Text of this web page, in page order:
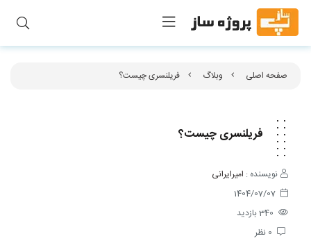
صفحه اصلی وبلاگ فریلنسری چیست؟
فریلنسری چیست؟
نویسنده : امیرایرانی
1404/07/07
340بازدید
0 نظر